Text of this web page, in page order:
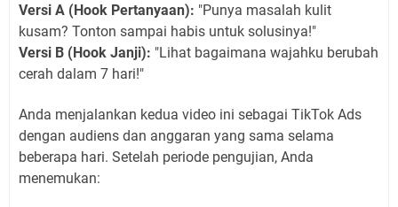
Versi A (Hook Pertanyaan): "Punya masalah kulit
kusam? Tonton sampai habis untuk solusinya!"
Versi B (Hook Janji): "Lihat bagaimana wajahku berubah
cerah dalam 7 hari!"
Anda menjalankan kedua video ini sebagai TikTok Ads
dengan audiens dan anggaran yang sama selama
beberapa hari. Setelah periode pengujian, Anda
menemukan: